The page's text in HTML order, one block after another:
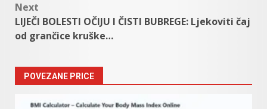
Next
LIJEČI BOLESTI OČIJU I ČISTI BUBREGE: Ljekoviti čaj
od grančice kruške…
POVEZANE PRICE